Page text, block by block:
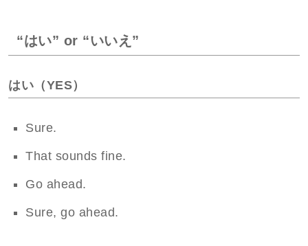
“はい” or “いいえ”
はい（YES）
Sure.
That sounds fine.
Go ahead.
Sure, go ahead.